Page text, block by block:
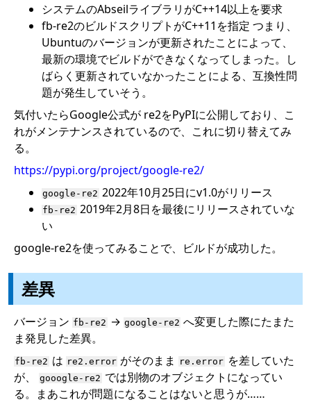
システムのAbseilライブラリがC++14以上を要求
fb-re2のビルドスクリプトがC++11を指定 つまり、
Ubuntuのバージョンが更新されたことによって、
最新の環境でビルドができなくなってしまった。し
ばらく更新されていなかったことによる、互換性問
題が発生していそう。
気付いたらGoogle公式が re2をPyPIに公開しており、こ
れがメンテナンスされているので、これに切り替えてみ
る。
https://pypi.org/project/google-re2/
google-re2 2022年10月25日にv1.0がリリース
fb-re2 2019年2月8日を最後にリリースされていな
い
google-re2を使ってみることで、ビルドが成功した。
差異
バージョン fb-re2 → google-re2 へ変更した際にたまた
ま発見した差異。
fb-re2 は re2.error がそのまま re.error を差していた
が、
gooogle-re2 では別物のオブジェクトになってい
る。まあこれが問題になることはないと思うが……